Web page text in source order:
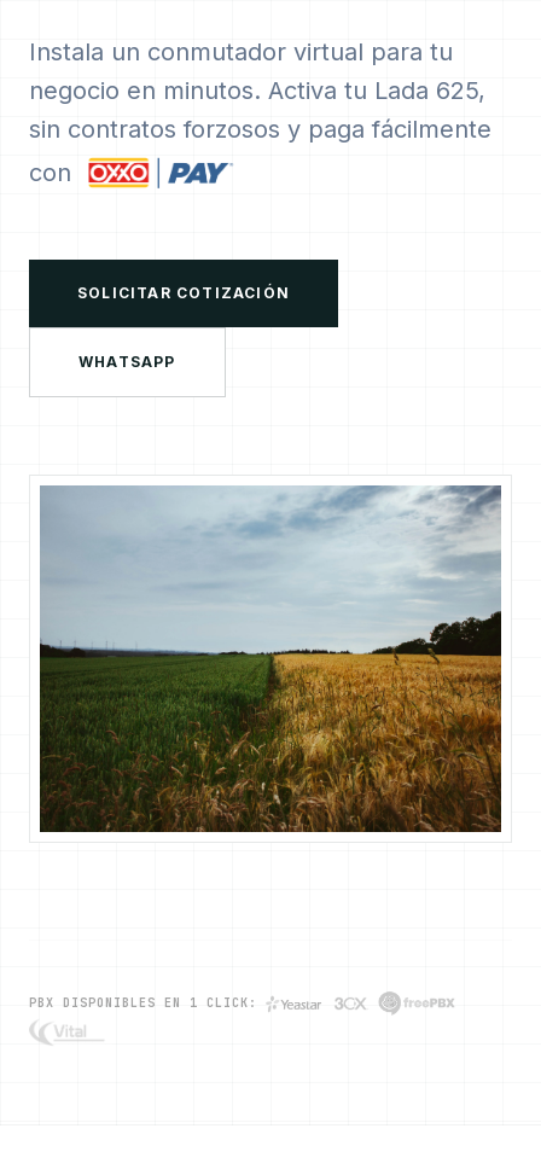
Instala un conmutador virtual para tu
negocio en minutos. Activa tu Lada 625,
sin contratos forzosos y paga fácilmente
con
SOLICITAR COTIZACIÓN
WHATSAPP
PBX DISPONIBLES EN 1 CLICK: